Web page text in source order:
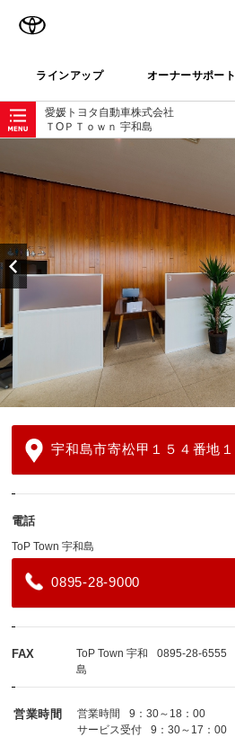
ラインアップ オーナーサポート
愛媛トヨタ自動車株式会社
ＴOＰＴｏｗｎ 宇和島
ローカルナビゲーション
宇和島市寄松甲１５４番地１
電話
ToP Town 宇和島
0895-28-9000
FAX
ToP Town 宇和
島
0895-28-6555
営業時間 営業時間
9：30～18：00
サービス受付
9：30～17：00